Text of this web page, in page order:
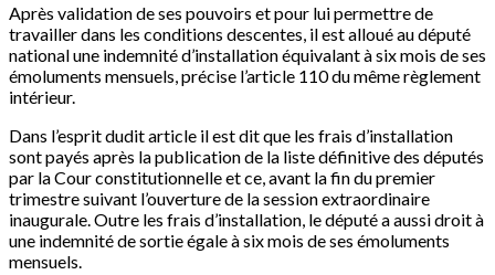
Après validation de ses pouvoirs et pour lui permettre de
travailler dans les conditions descentes, il est alloué au député
national une indemnité d’installation équivalant à six mois de ses
émoluments mensuels, précise l’article 110 du même règlement
intérieur.
Dans l’esprit dudit article il est dit que les frais d’installation
sont payés après la publication de la liste définitive des députés
par la Cour constitutionnelle et ce, avant la fin du premier
trimestre suivant l’ouverture de la session extraordinaire
inaugurale. Outre les frais d’installation, le député a aussi droit à
une indemnité de sortie égale à six mois de ses émoluments
mensuels.